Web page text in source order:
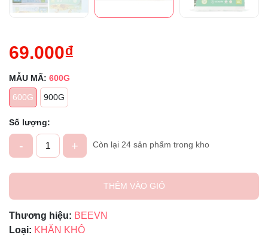
69.000₫
MẪU MÃ: 600G
600G
900G
Số lượng:
- + Còn lại 24 sản phẩm trong kho
THÊM VÀO GIỎ
Thương hiệu: BEEVN
Loại: KHĂN KHÔ